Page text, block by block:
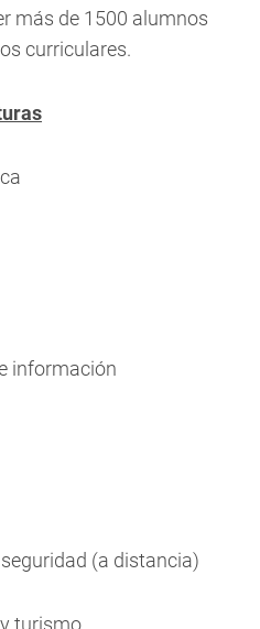
más de 1500 alumnos
curriculares.
información
(a distancia)
turismo